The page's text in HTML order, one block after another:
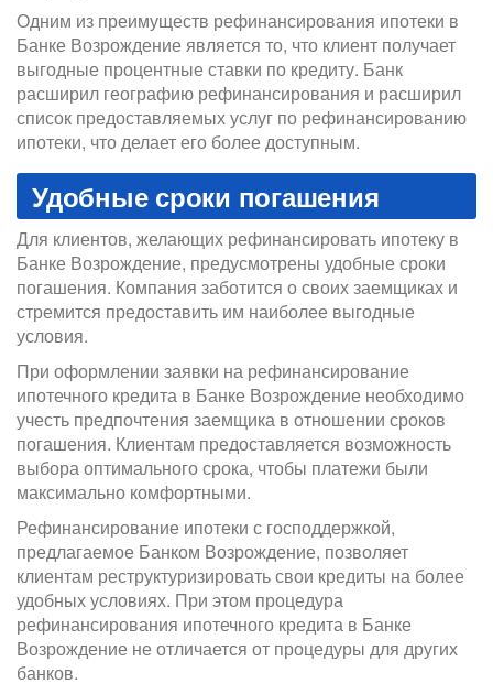
Одним из преимуществ рефинансирования ипотеки в
Банке Возрождение является то, что клиент получает
выгодные процентные ставки по кредиту. Банк
расширил географию рефинансирования и расширил
список предоставляемых услуг по рефинансированию
ипотеки, что делает его более доступным.
Удобные сроки погашения
Для клиентов, желающих рефинансировать ипотеку в
Банке Возрождение, предусмотрены удобные сроки
погашения. Компания заботится о своих заемщиках и
стремится предоставить им наиболее выгодные
условия.
При оформлении заявки на рефинансирование
ипотечного кредита в Банке Возрождение необходимо
учесть предпочтения заемщика в отношении сроков
погашения. Клиентам предоставляется возможность
выбора оптимального срока, чтобы платежи были
максимально комфортными.
Рефинансирование ипотеки с господдержкой,
предлагаемое Банком Возрождение, позволяет
клиентам реструктуризировать свои кредиты на более
удобных условиях. При этом процедура
рефинансирования ипотечного кредита в Банке
Возрождение не отличается от процедуры для других
банков.